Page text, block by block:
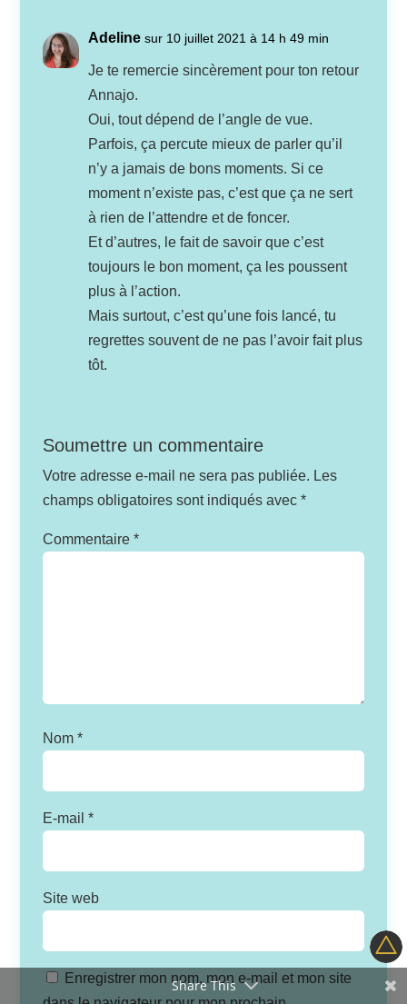
Adeline sur 10 juillet 2021 à 14 h 49 min
Je te remercie sincèrement pour ton retour
Annajo.
Oui, tout dépend de l’angle de vue.
Parfois, ça percute mieux de parler qu’il
n’y a jamais de bons moments. Si ce
moment n’existe pas, c’est que ça ne sert
à rien de l’attendre et de foncer.
Et d’autres, le fait de savoir que c’est
toujours le bon moment, ça les poussent
plus à l’action.
Mais surtout, c’est qu’une fois lancé, tu
regrettes souvent de ne pas l’avoir fait plus
tôt.
Soumettre un commentaire
Votre adresse e-mail ne sera pas publiée. Les
champs obligatoires sont indiqués avec*
Commentaire*
Nom*
E-mail*
Site web
Enregistrer mon nom, mon e-mail et mon site
Share This